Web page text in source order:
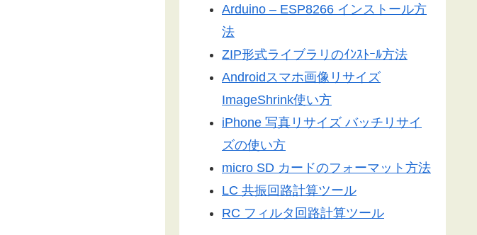
Arduino – ESP8266 インストール方
法
ZIP形式ライブラリのｲﾝｽﾄｰﾙ方法
Androidスマホ画像リサイズ
ImageShrink使い方
iPhone 写真リサイズ バッチリサイ
ズの使い方
micro SD カードのフォーマット方法
LC 共振回路計算ツール
RC フィルタ回路計算ツール